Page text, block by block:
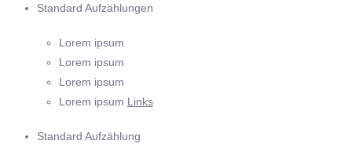
Standard Aufzählungen
Lorem ipsum
Lorem ipsum
Lorem ipsum
Lorem ipsum Links
Standard Aufzählung